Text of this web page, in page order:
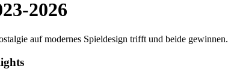
2026
auf modernes Spieldesign trifft und beide gewinnen.